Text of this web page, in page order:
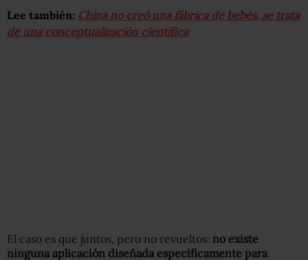
Lee también: China no creó una fábrica de bebés, se trata
de una conceptualización científica
El caso es que juntos, pero no revueltos: no existe
ninguna aplicación diseñada específicamente para